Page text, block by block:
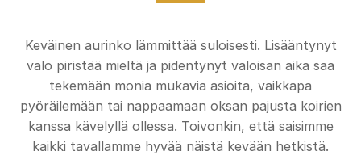
Keväinen aurinko lämmittää suloisesti. Lisääntynyt
valo piristää mieltä ja pidentynyt valoisan aika saa
tekemään monia mukavia asioita, vaikkapa
pyöräilemään tai nappaamaan oksan pajusta koirien
kanssa kävelyllä ollessa. Toivonkin, että saisimme
kaikki tavallamme hyvää näistä kevään hetkistä.